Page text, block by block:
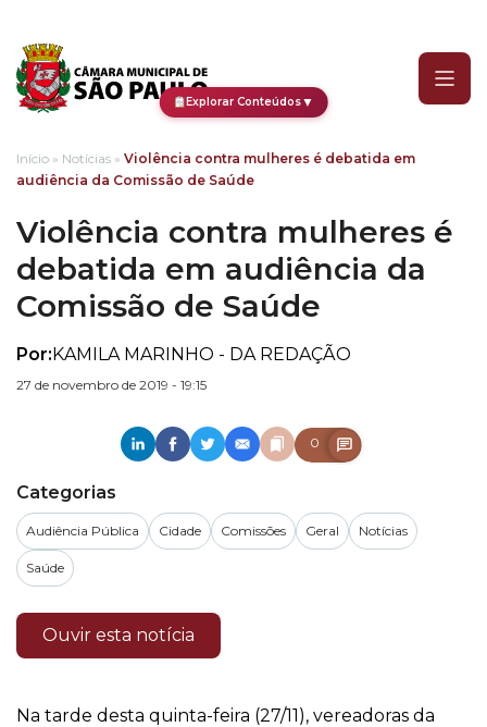
Explorar Conteúdos▼
Início » Notícias » Violência contra mulheres é debatida em
audiência da Comissão de Saúde
Violência contra mulheres é
debatida em audiência da
Comissão de Saúde
Por:KAMILA MARINHO - DA REDAÇÃO
27 de novembro de 2019 - 19:15
0
Categorias
Audiência Pública Cidade Comissões Geral Notícias
Saúde
Ouvir esta notícia
Na tarde desta quinta-feira (27/11), vereadoras da